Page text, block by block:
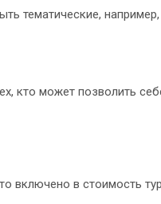
тематические, например,
кто может позволить
включено в стоимость